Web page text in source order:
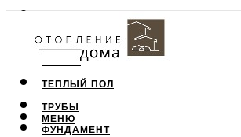
ПОТОЛОК
СТЕНЫ
ТЕПЛЫЙ ПОЛ
ТРУБЫ
ФУНДАМЕНТ
МЕНЮ